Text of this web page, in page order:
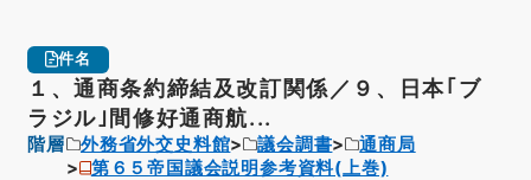
件名
１、通商条約締結及改訂関係／９、日本｢ブ
ラジル｣間修好通商航...
階層 外務省外交史料館 議会調書
通商局
第６５帝国議会説明参考資料(上巻)